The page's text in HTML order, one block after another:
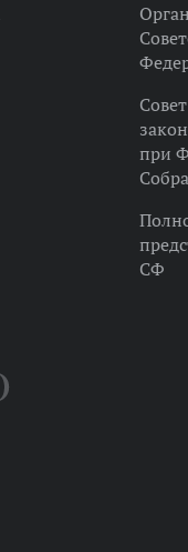
Совет
при
СФ